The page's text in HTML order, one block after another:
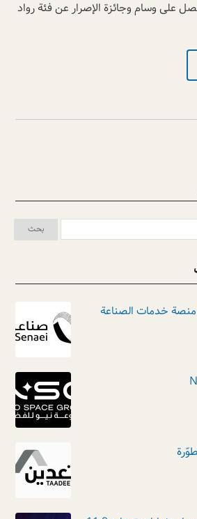
وسام وجائزة الإصرار عن فئة رواد
تطبيق صناعي Senaei منصة خدمات الصناعة